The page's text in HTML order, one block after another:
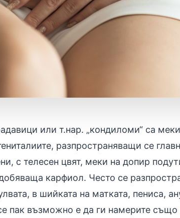
или т.нар. „кондиломи“ са
разпространяващи се
с телесен цвят, меки на допир
карфиол. Често се
в шийката на матката, пениса,
пак възможно е да ги намерите също